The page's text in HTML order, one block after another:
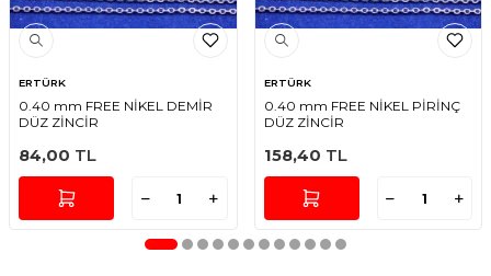
ERTÜRK
0.40 mm FREE NİKEL DEMİR
DÜZ ZİNCİR
84,00 TL
ERTÜRK
0.40 mm FREE NİKEL PİRİNÇ
DÜZ ZİNCİR
158,40 TL